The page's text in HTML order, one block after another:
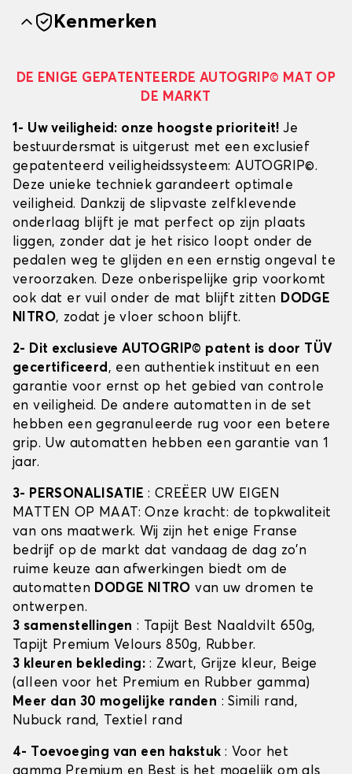
Kenmerken
DE ENIGE GEPATENTEERDE AUTOGRIP© MAT OP
DE MARKT
1- Uw veiligheid: onze hoogste prioriteit!Je
bestuurdersmat is uitgerust met een exclusief
gepatenteerd veiligheidssysteem: AUTOGRIP©.
Deze unieke techniek garandeert optimale
veiligheid. Dankzij de slipvaste zelfklevende
onderlaag blijft je mat perfect op zijn plaats
liggen, zonder dat je het risico loopt onder de
pedalen weg te glijden en een ernstig ongeval te
veroorzaken. Deze onberispelijke grip voorkomt
ook dat er vuil onder de mat blijft zitten DODGE
NITRO, zodat je vloer schoon blijft.
2- Dit exclusieve AUTOGRIP© patent is door TÜV
gecertificeerd, een authentiek instituut en een
garantie voor ernst op het gebied van controle
en veiligheid. De andere automatten in de set
hebben een gegranuleerde rug voor een betere
grip. Uw automatten hebben een garantie van 1
jaar.
3- PERSONALISATIE: CREËER UW EIGEN
MATTEN OP MAAT: Onze kracht: de topkwaliteit
van ons maatwerk. Wij zijn het enige Franse
bedrijf op de markt dat vandaag de dag zo'n
ruime keuze aan afwerkingen biedt om de
automatten DODGE NITRO van uw dromen te
ontwerpen.
3 samenstellingen : Tapijt Best Naaldvilt 650g,
Tapijt Premium Velours 850g, Rubber.
3 kleuren bekleding: : Zwart, Grijze kleur, Beige
(alleen voor het Premium en Rubber gamma)
Meer dan 30 mogelijke randen : Simili rand,
Nubuck rand, Textiel rand
4- Toevoeging van een hakstuk : Voor het